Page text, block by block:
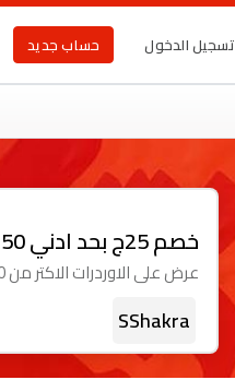
تسجيل الدخول حساب جديد
خصم 25ج بحد ادني 150ج
عرض على الاوردرات الاكتر من 150 جنيه ينتهي : بعد 5 أشهر
SShakra